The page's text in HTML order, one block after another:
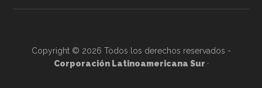
Copyright © 2026 Todos los derechos reservados -
Corporación Latinoamericana Sur ·